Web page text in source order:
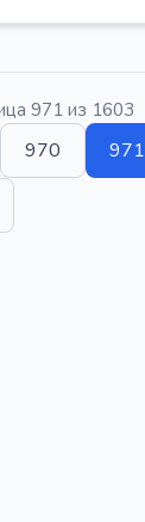
971 из 1603
970 971